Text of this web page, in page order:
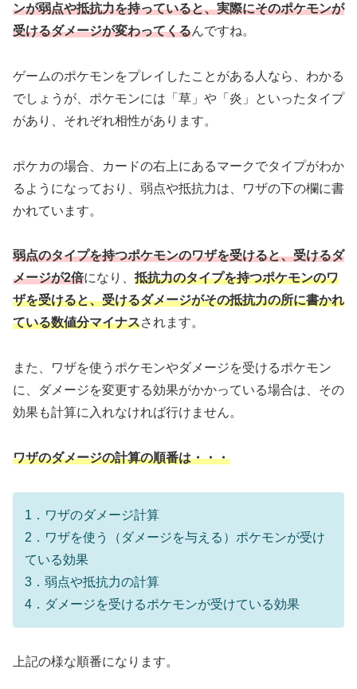
ンが弱点や抵抗力を持っていると、実際にそのポケモンが
受けるダメージが変わってくるんですね。
ゲームのポケモンをプレイしたことがある人なら、わかる
でしょうが、ポケモンには「草」や「炎」といったタイプ
があり、それぞれ相性があります。
ポケカの場合、カードの右上にあるマークでタイプがわか
るようになっており、弱点や抵抗力は、ワザの下の欄に書
かれています。
弱点のタイプを持つポケモンのワザを受けると、受けるダ
メージが2倍になり、 抵抗力のタイプを持つポケモンのワ
ザを受けると、受けるダメージがその抵抗力の所に書かれ
ている数値分マイナスされます。
また、ワザを使うポケモンやダメージを受けるポケモン
に、ダメージを変更する効果がかかっている場合は、その
効果も計算に入れなければ行けません。
ワザのダメージの計算の順番は・・・
1．ワザのダメージ計算
2．ワザを使う（ダメージを与える）ポケモンが受け
ている効果
3．弱点や抵抗力の計算
4．ダメージを受けるポケモンが受けている効果
上記の様な順番になります。